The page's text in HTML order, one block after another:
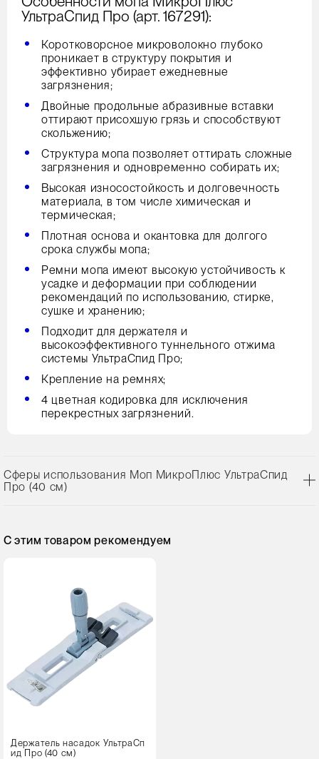
УльтраСпид Про (арт. 167291):
Коротковорсное микроволокно глубоко
проникает в структуру покрытия и
эффективно убирает ежедневные
загрязнения;
Двойные продольные абразивные вставки
оттирают присохшую грязь и способствуют
скольжению;
Структура мопа позволяет оттирать сложные
загрязнения и одновременно собирать их;
Высокая износостойкость и долговечность
материала, в том числе химическая и
термическая;
Плотная основа и окантовка для долгого
срока службы мопа;
Ремни мопа имеют высокую устойчивость к
усадке и деформации при соблюдении
рекомендаций по использованию, стирке,
сушке и хранению;
Подходит для держателя и
высокоэффективного туннельного отжима
системы УльтраСпид Про;
Крепление на ремнях;
4 цветная кодировка для исключения
перекрестных загрязнений.
Сферы использования Моп МикроПлюс УльтраСпид
Про (40 см)
С этим товаром рекомендуем
Держатель насадок УльтраСп
ид Про (40 см)